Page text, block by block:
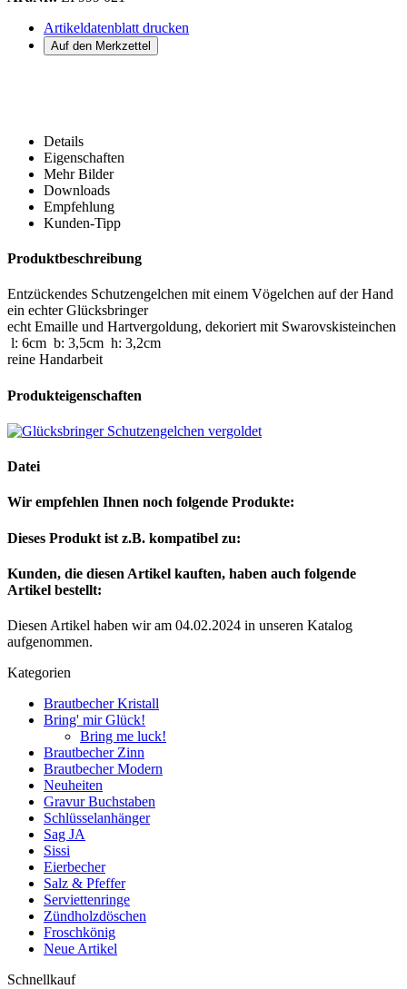
Artikeldatenblatt drucken
Details
Eigenschaften
Mehr Bilder
Downloads
Empfehlung
Kunden-Tipp
Produktbeschreibung
Entzückendes Schutzengelchen mit einem Vögelchen auf der Hand
ein echter Glücksbringer
echt Emaille und Hartvergoldung, dekoriert mit Swarovskisteinchen
l: 6cm b: 3,5cm h: 3,2cm
reine Handarbeit
Produkteigenschaften
Datei
Wir empfehlen Ihnen noch folgende Produkte:
Dieses Produkt ist z.B. kompatibel zu:
Kunden, die diesen Artikel kauften, haben auch folgende
Artikel bestellt:
Diesen Artikel haben wir am 04.02.2024 in unseren Katalog
aufgenommen.
Kategorien
Brautbecher Kristall
Bring' mir Glück!
Bring me luck!
Brautbecher Zinn
Brautbecher Modern
Neuheiten
Gravur Buchstaben
Schlüsselanhänger
Sag JA
Sissi
Eierbecher
Salz & Pfeffer
Serviettenringe
Zündholzdöschen
Froschkönig
Neue Artikel
Schnellkauf